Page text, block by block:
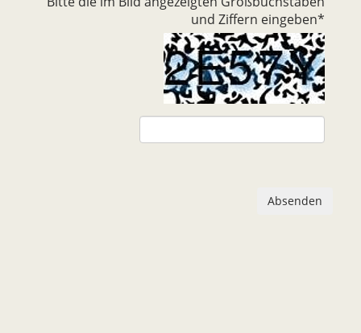
und Ziffern eingeben*
Absenden